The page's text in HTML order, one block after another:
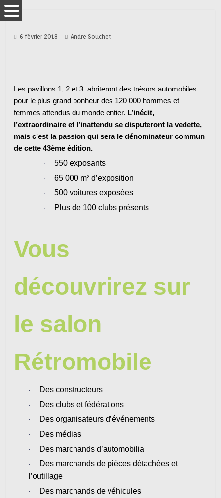
6 février 2018 Andre Souchet
Les pavillons 1, 2 et 3. abriteront des trésors automobiles
pour le plus grand bonheur des 120 000 hommes et
femmes attendus du monde entier. L’inédit,
l’extraordinaire et l’inattendu se disputeront la vedette,
mais c’est la passion qui sera le dénominateur commun
de cette 43ème édition.
· 550 exposants
· 65 000 m² d’exposition
· 500 voitures exposées
· Plus de 100 clubs présents
Vous
découvrirez sur
le salon
Rétromobile
· Des constructeurs
· Des clubs et fédérations
· Des organisateurs d’événements
· Des médias
· Des marchands d’automobilia
·
Des marchands de pièces détachées et
l’outillage
· Des marchands de véhicules